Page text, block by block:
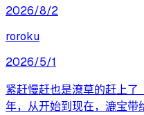
2026/8/2
roroku
2026/5/1
紧赶慢赶也是潦草的赶上了
年，从开始到现在，漉宝带